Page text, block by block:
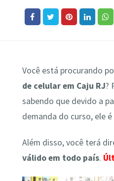
Você está procurando
de celular em Caju RJ?
sabendo que devido a
demanda do curso, ele é
Além disso, você terá
válido em todo país.